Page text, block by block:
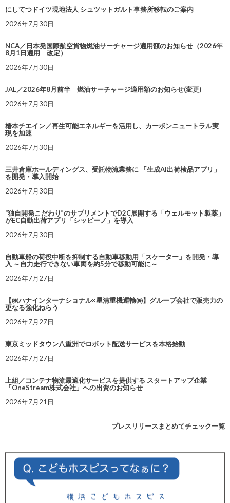
にしてつドイツ現地法人 シュツットガルト事務所移転のご案内
2026年7月30日
NCA／日本発国際航空貨物燃油サーチャージ適用額のお知らせ（2026年
8月1日適用 改定）
2026年7月30日
JAL／2026年8月前半 燃油サーチャージ適用額のお知らせ(変更)
2026年7月30日
椿本チエイン／再生可能エネルギーを活用し、カーボンニュートラル実
現を加速
2026年7月30日
三井倉庫ホールディングス、受託物流業務に 「生成AI出荷検品アプリ」
を開発・導入開始
2026年7月30日
“独自開発こだわり”のサプリメントでD2C展開する「ウェルモット製薬」
がEC自動出荷アプリ「シッピーノ」を導入
2026年7月30日
自動車船の荷役中断を抑制する自動車移動用「スケーター」を開発・導
入 ～自力走行できない車両を約5分で移動可能に～
2026年7月27日
【㈱ハナインターナショナル×星清重機運輸㈱】グループ会社で販売力の
更なる強化ねらう
2026年7月27日
東京ミッドタウン八重洲でロボット配送サービスを本格始動
2026年7月27日
上組／コンテナ物流最適化サービスを提供する スタートアップ企業
「OneStream株式会社」への出資のお知らせ
2026年7月21日
プレスリリースまとめてチェック一覧